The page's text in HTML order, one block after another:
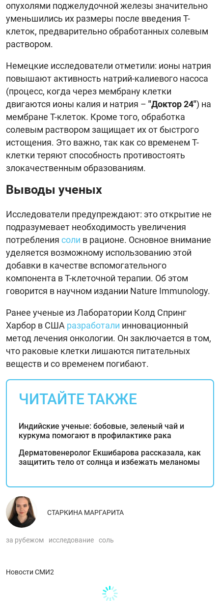
опухолями поджелудочной железы значительно
уменьшились их размеры после введения Т-
клеток, предварительно обработанных солевым
раствором.
Немецкие исследователи отметили: ионы натрия
повышают активность натрий-калиевого насоса
(процесс, когда через мембрану клетки
двигаются ионы калия и натрия – "Доктор 24") на
мембране Т-клеток. Кроме того, обработка
солевым раствором защищает их от быстрого
истощения. Это важно, так как со временем Т-
клетки теряют способность противостоять
злокачественным образованиям.
Выводы ученых
Исследователи предупреждают: это открытие не
подразумевает необходимость увеличения
потребления соли в рационе. Основное внимание
уделяется возможному использованию этой
добавки в качестве вспомогательного
компонента в Т-клеточной терапии. Об этом
говорится в научном издании Nature Immunology.
Ранее ученые из Лаборатории Колд Спринг
Харбор в США разработали инновационный
метод лечения онкологии. Он заключается в том,
что раковые клетки лишаются питательных
веществ и со временем погибают.
ЧИТАЙТЕ ТАКЖЕ
Индийские ученые: бобовые, зеленый чай и
куркума помогают в профилактике рака
Дерматовенеролог Екшибарова рассказала, как
защитить тело от солнца и избежать меланомы
СТАРКИНА МАРГАРИТА
за рубежом исследование соль
Новости СМИ2